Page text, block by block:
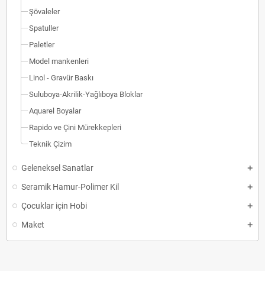
Şövaleler
Spatuller
Paletler
Model mankenleri
Linol - Gravür Baskı
Suluboya-Akrilik-Yağlıboya Bloklar
Aquarel Boyalar
Rapido ve Çini Mürekkepleri
Teknik Çizim
Geleneksel Sanatlar
Seramik Hamur-Polimer Kil
Çocuklar için Hobi
Maket